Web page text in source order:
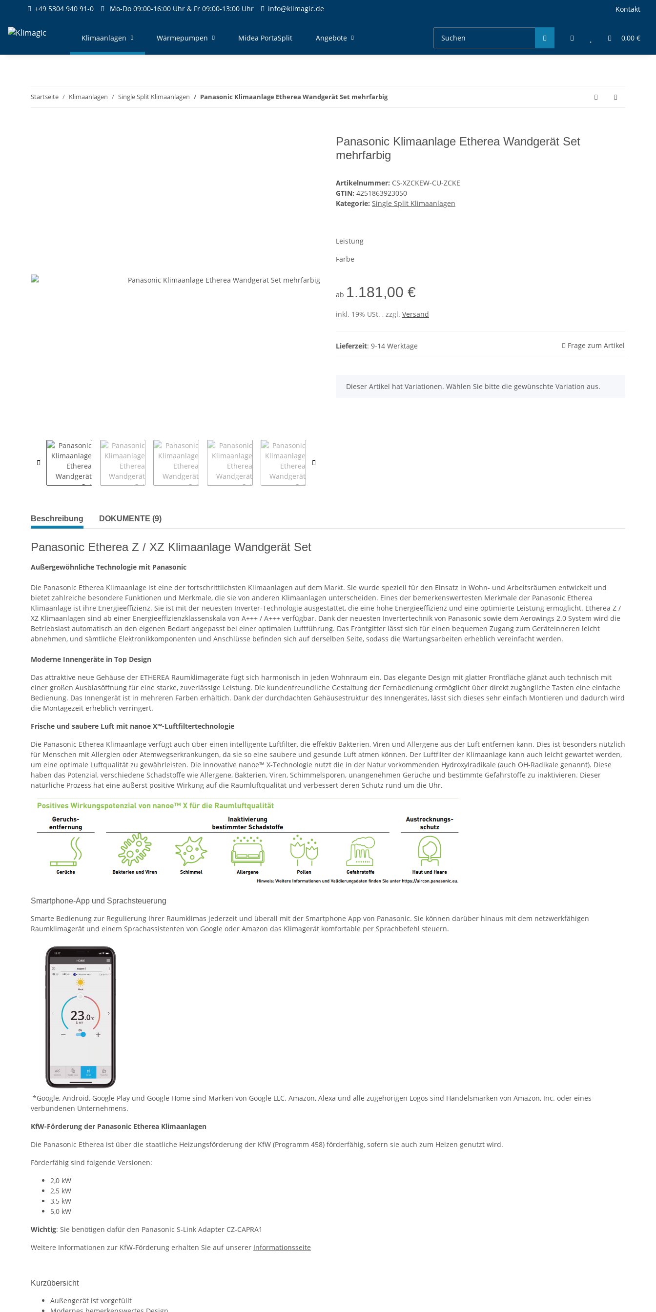
Kontakt
+49 5304 940 91-0 Mo-Do 09:00-16:00 Uhr & Fr 09:00-13:00 Uhr info@klimagic.de
0,00 €
Klimaanlagen Wärmepumpen Midea PortaSplit Angebote
Startseite Klimaanlagen Single Split Klimaanlagen Panasonic Klimaanlage Etherea Wandgerät Set mehrfarbig
Panasonic Klimaanlage Etherea Wandgerät Set
mehrfarbig
Artikelnummer: CS-XZCKEW-CU-ZCKE
GTIN: 4251863923050
Kategorie: Single Split Klimaanlagen
Leistung
Farbe
ab 1.181,00 €
inkl. 19% USt. , zzgl. Versand
Lieferzeit: 9-14 Werktage Frage zum Artikel
x
Dieser Artikel hat Variationen. Wählen Sie bitte die gewünschte Variation aus.
Beschreibung DOKUMENTE (9)
Panasonic Etherea Z / XZ Klimaanlage Wandgerät Set
Außergewöhnliche Technologie mit Panasonic
Die Panasonic Etherea Klimaanlage ist eine der fortschrittlichsten Klimaanlagen auf dem Markt. Sie wurde speziell für den Einsatz in Wohn- und Arbeitsräumen entwickelt und
bietet zahlreiche besondere Funktionen und Merkmale, die sie von anderen Klimaanlagen unterscheiden. Eines der bemerkenswertesten Merkmale der Panasonic Etherea
Klimaanlage ist ihre Energieeffizienz. Sie ist mit der neuesten Inverter-Technologie ausgestattet, die eine hohe Energieeffizienz und eine optimierte Leistung ermöglicht. Etherea Z /
XZ Klimaanlagen sind ab einer Energieeffizienzklassenskala von A+++ / A+++ verfügbar. Dank der neuesten Invertertechnik von Panasonic sowie dem Aerowings 2.0 System wird die
Betriebslast automatisch an den eigenen Bedarf angepasst bei einer optimalen Luftführung. Das Frontgitter lässt sich für einen bequemen Zugang zum Geräteinneren leicht
abnehmen, und sämtliche Elektronikkomponenten und Anschlüsse befinden sich auf derselben Seite, sodass die Wartungsarbeiten erheblich vereinfacht werden.
Moderne Innengeräte in Top Design
Das attraktive neue Gehäuse der ETHEREA Raumklimageräte fügt sich harmonisch in jeden Wohnraum ein. Das elegante Design mit glatter Frontfläche glänzt auch technisch mit
einer großen Ausblasöffnung für eine starke, zuverlässige Leistung. Die kundenfreundliche Gestaltung der Fernbedienung ermöglicht über direkt zugängliche Tasten eine einfache
Bedienung. Das Innengerät ist in mehreren Farben erhältich. Dank der durchdachten Gehäusestruktur des Innengerätes, lässt sich dieses sehr einfach Montieren und dadurch wird
die Montagezeit erheblich verringert.
Frische und saubere Luft mit nanoe X™-Luftfiltertechnologie
Die Panasonic Etherea Klimaanlage verfügt auch über einen intelligente Luftfilter, die effektiv Bakterien, Viren und Allergene aus der Luft entfernen kann. Dies ist besonders nützlich
für Menschen mit Allergien oder Atemwegserkrankungen, da sie so eine saubere und gesunde Luft atmen können. Der Luftfilter der Klimaanlage kann auch leicht gewartet werden,
um eine optimale Luftqualität zu gewährleisten. Die innovative nanoe™ X-Technologie nutzt die in der Natur vorkommenden Hydroxylradikale (auch OH-Radikale genannt). Diese
haben das Potenzial, verschiedene Schadstoffe wie Allergene, Bakterien, Viren, Schimmelsporen, unangenehmen Gerüche und bestimmte Gefahrstoffe zu inaktivieren. Dieser
natürliche Prozess hat eine äußerst positive Wirkung auf die Raumluftqualität und verbessert deren Schutz rund um die Uhr.
Smartphone-App und Sprachsteuerung
Smarte Bedienung zur Regulierung Ihrer Raumklimas jederzeit und überall mit der Smartphone App von Panasonic. Sie können darüber hinaus mit dem netzwerkfähigen
Raumklimagerät und einem Sprachassistenten von Google oder Amazon das Klimagerät komfortable per Sprachbefehl steuern.
*Google, Android, Google Play und Google Home sind Marken von Google LLC. Amazon, Alexa und alle zugehörigen Logos sind Handelsmarken von Amazon, Inc. oder eines
verbundenen Unternehmens.
KfW-Förderung der Panasonic Etherea Klimaanlagen
Die Panasonic Etherea ist über die staatliche Heizungsförderung der KfW (Programm 458) förderfähig, sofern sie auch zum Heizen genutzt wird.
Förderfähig sind folgende Versionen:
2,0 kW
2,5 kW
3,5 kW
5,0 kW
Wichtig: Sie benötigen dafür den Panasonic S-Link Adapter CZ-CAPRA1
Weitere Informationen zur KfW-Förderung erhalten Sie auf unserer Informationsseite
Kurzübersicht
Außengerät ist vorgefüllt